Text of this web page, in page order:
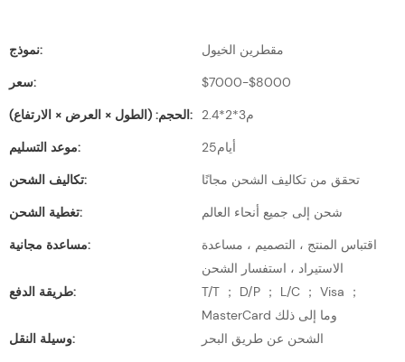
نموذج:
مقطرين الخيول
سعر:
$7000-$8000
الحجم: (الطول × العرض × الارتفاع):
م3*2*2.4
موعد التسليم:
أيام25
تكاليف الشحن:
تحقق من تكاليف الشحن مجانًا
تغطية الشحن:
شحن إلى جميع أنحاء العالم
مساعدة مجانية:
اقتباس المنتج ، التصميم ، مساعدة
الاستيراد ، استفسار الشحن
طريقة الدفع:
T/T ； D/P ； L/C ； Visa ；
MasterCard وما إلى ذلك
وسيلة النقل:
الشحن عن طريق البحر